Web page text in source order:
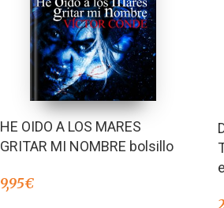
HE OIDO A LOS MARES
GRITAR MI NOMBRE bolsillo
9,95€